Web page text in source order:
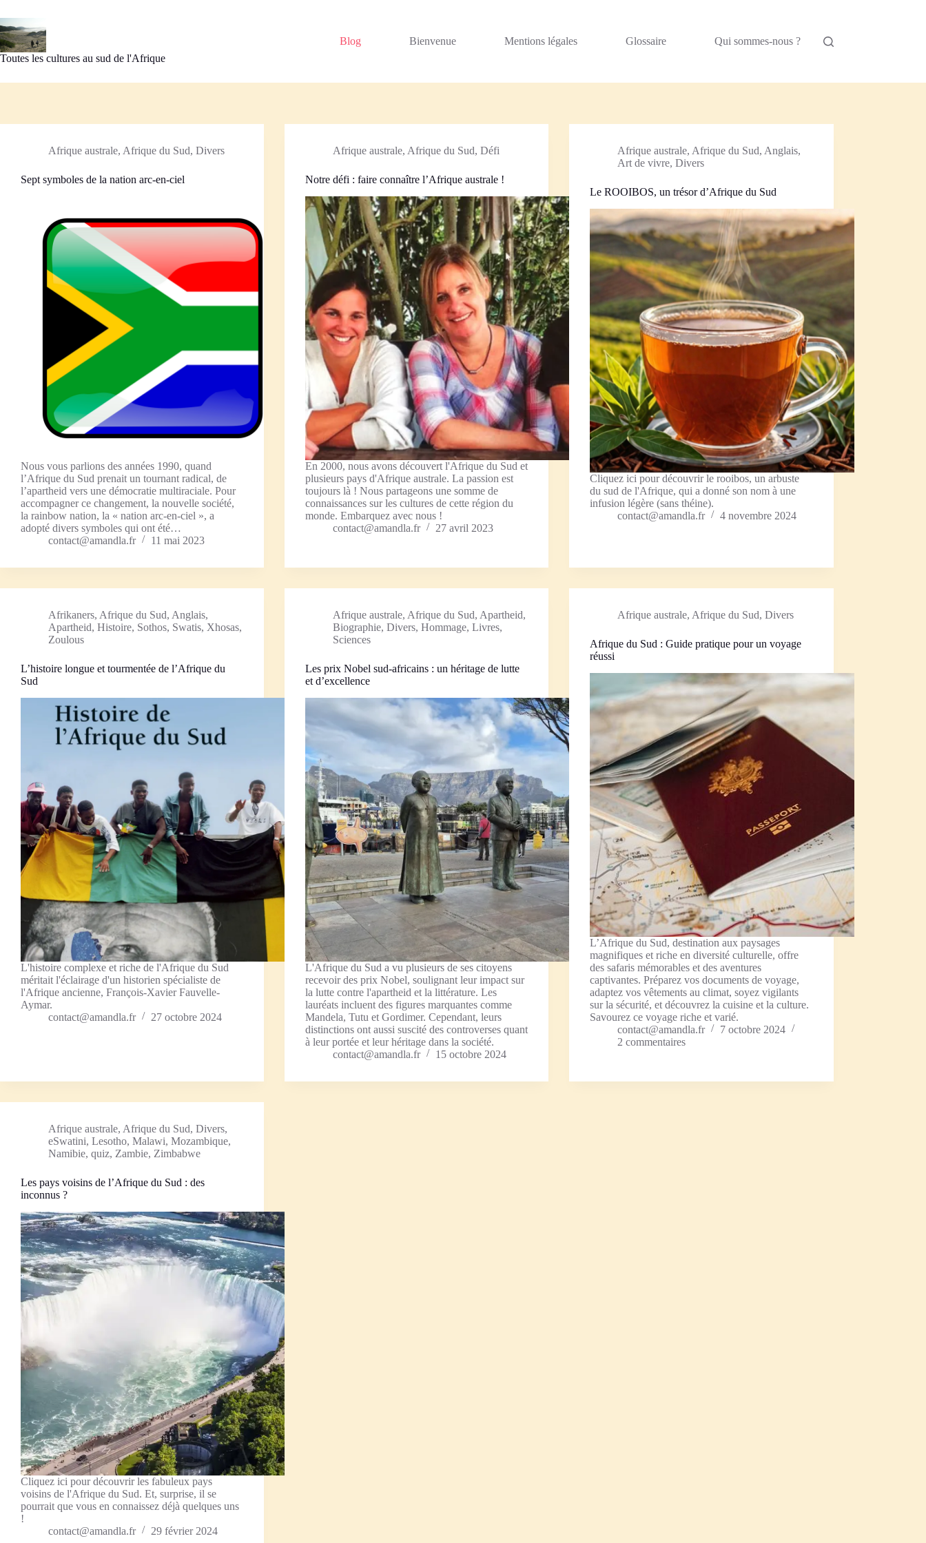
au
contenu
Toutes les cultures au sud de l'Afrique
Blog Bienvenue Mentions légales Glossaire Qui sommes-nous ?
Afrique australe, Afrique du Sud, Divers
Sept symboles de la nation arc-en-ciel
Nous vous parlions des années 1990, quand
l’Afrique du Sud prenait un tournant radical, de
l’apartheid vers une démocratie multiraciale. Pour
accompagner ce changement, la nouvelle société,
la rainbow nation, la « nation arc-en-ciel », a
adopté divers symboles qui ont été…
contact@amandla.fr
11 mai 2023
Afrique australe, Afrique du Sud,Défi
Notre défi : faire connaître l’Afrique australe !
En 2000, nous avons découvert l'Afrique du Sud et
plusieurs pays d'Afrique australe. La passion est
toujours là ! Nous partageons une somme de
connaissances sur les cultures de cette région du
monde. Embarquez avec nous !
contact@amandla.fr
27 avril 2023
Afrique australe, Afrique du Sud, Anglais,
Art de vivre,Divers
Le ROOIBOS, un trésor d’Afrique du Sud
Cliquez ici pour découvrir le rooibos, un arbuste
du sud de l'Afrique, qui a donné son nom à une
infusion légère (sans théine).
contact@amandla.fr
4 novembre 2024
Afrikaners, Afrique du Sud, Anglais,
Apartheid, Histoire, Sothos, Swatis, Xhosas,
Zoulous
L’histoire longue et tourmentée de l’Afrique du
Sud
L'histoire complexe et riche de l'Afrique du Sud
méritait l'éclairage d'un historien spécialiste de
l'Afrique ancienne, François-Xavier Fauvelle-
Aymar.
contact@amandla.fr
27 octobre 2024
Afrique australe, Afrique du Sud, Apartheid,
Biographie,Divers,Hommage,Livres,
Sciences
Les prix Nobel sud-africains : un héritage de lutte
et d’excellence
L'Afrique du Sud a vu plusieurs de ses citoyens
recevoir des prix Nobel, soulignant leur impact sur
la lutte contre l'apartheid et la littérature. Les
lauréats incluent des figures marquantes comme
Mandela, Tutu et Gordimer. Cependant, leurs
distinctions ont aussi suscité des controverses quant
à leur portée et leur héritage dans la société.
contact@amandla.fr
15 octobre 2024
Afrique australe, Afrique du Sud,Divers
Afrique du Sud : Guide pratique pour un voyage
réussi
L’Afrique du Sud, destination aux paysages
magnifiques et riche en diversité culturelle, offre
des safaris mémorables et des aventures
captivantes. Préparez vos documents de voyage,
adaptez vos vêtements au climat, soyez vigilants
sur la sécurité, et découvrez la cuisine et la culture.
Savourez ce voyage riche et varié.
contact@amandla.fr
7 octobre 2024
2 commentaires
Afrique australe, Afrique du Sud, Divers,
eSwatini, Lesotho, Malawi, Mozambique,
Namibie, quiz, Zambie, Zimbabwe
Les pays voisins de l’Afrique du Sud : des
inconnus ?
Cliquez ici pour découvrir les fabuleux pays
voisins de l'Afrique du Sud. Et, surprise, il se
pourrait que vous en connaissez déjà quelques uns
!
contact@amandla.fr
29 février 2024